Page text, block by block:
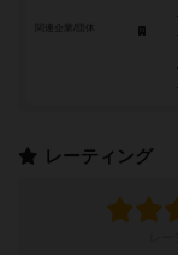
レーティング